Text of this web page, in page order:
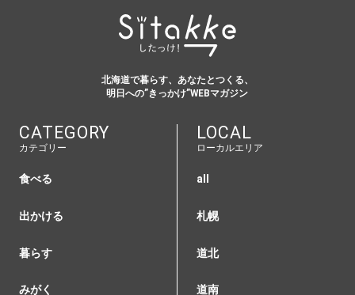
北海道で暮らす、あなたとつくる、
明日への”きっかけ”WEBマガジン
CATEGORY
カテゴリー
食べる
出かける
暮らす
みがく
LOCAL
ローカルエリア
all
札幌
道北
道南